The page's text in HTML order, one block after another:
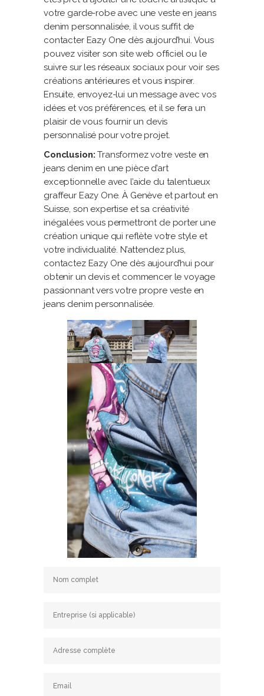
votre garde-robe avec une veste en jeans
denim personnalisée, il vous suffit de
contacter Eazy One dès aujourd’hui. Vous
pouvez visiter son site web officiel ou le
suivre sur les réseaux sociaux pour voir ses
créations antérieures et vous inspirer.
Ensuite, envoyez-lui un message avec vos
idées et vos préférences, et il se fera un
plaisir de vous fournir un devis
personnalisé pour votre projet.
Conclusion: Transformez votre veste en
jeans denim en une pièce d’art
exceptionnelle avec l’aide du talentueux
graffeur Eazy One. À Genève et partout en
Suisse, son expertise et sa créativité
inégalées vous permettront de porter une
création unique qui reflète votre style et
votre individualité. N’attendez plus,
contactez Eazy One dès aujourd’hui pour
obtenir un devis et commencer le voyage
passionnant vers votre propre veste en
jeans denim personnalisée.